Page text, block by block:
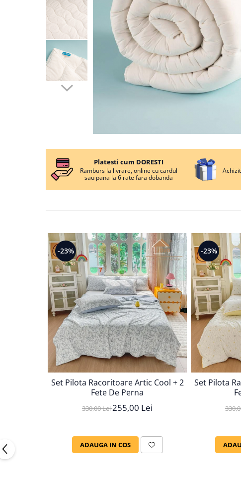
Cearceaf cu elastic
Cearceaf normal
Lenjerii De Pat Creponate
Lenjerii De Pat Bumbac Poplin 2
Lenjerii De Pat Bumbac Poplin,
Matlasate, 2 Persoane
Lenjerii De Pat Jacquard
Lenjerii De Pat Catifea
Set Lenjerie Pat Blanita Iepure, 6
Piese, Cu Pilota Inclusa
Lenjerii De Pat Premium Collection
Set Lenjerie De Pat, 7 Piese, Cu
Pilota / Cuvertura Inclusa
Set Lenjerie De Pat Jacquard Regal,
11 Piese, Cuvertura Inclusa
Lenjerii Damasc Egiptean King Size
Lenjerii De Pat, Finet Premium, 1
Lenjerii De Pat Damasc 1 Persoana
Lenjerii De Pat, Imprimeu 3D, 1
Facebook
Platesti cum DORESTI
Ramburs la livrare, online cu cardul
sau pana la 6 rate fara dobanda
-23%
Set Pilota Racoritoare Artic Cool + 2
Fete De Perna
330,00 Lei255,00 Lei
ADAUGA IN COS
-23%
Set Pilota